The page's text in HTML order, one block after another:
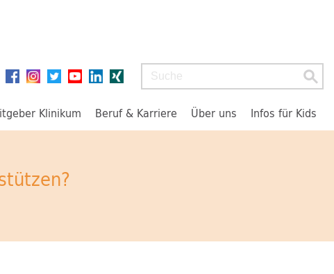
Suchbegriff
Klinikum Beruf & Karriere Über uns Infos für Kids